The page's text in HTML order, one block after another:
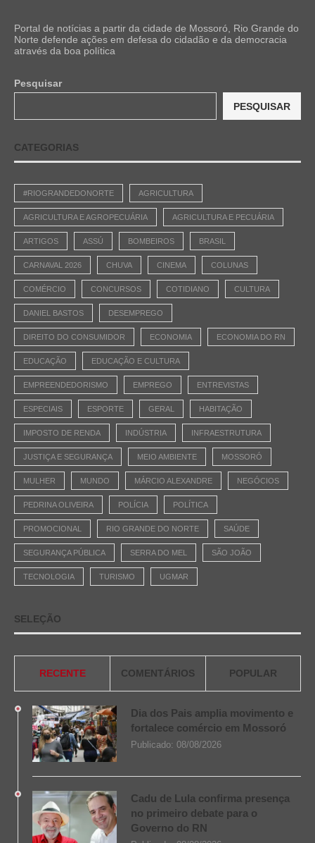
Portal de notícias a partir da cidade de Mossoró, Rio Grande do
Norte defende ações em defesa do cidadão e da democracia
através da boa política
Pesquisar
PESQUISAR
CATEGORIAS
#RIOGRANDEDONORTE AGRICULTURA
AGRICULTURA E AGROPECUÁRIA AGRICULTURA E PECUÁRIA
ARTIGOS ASSÚ BOMBEIROS BRASIL
CARNAVAL 2026 CHUVA CINEMA COLUNAS
COMÉRCIO CONCURSOS COTIDIANO CULTURA
DANIEL BASTOS DESEMPREGO
DIREITO DO CONSUMIDOR ECONOMIA ECONOMIA DO RN
EDUCAÇÃO EDUCAÇÃO E CULTURA
EMPREENDEDORISMO EMPREGO ENTREVISTAS
ESPECIAIS ESPORTE GERAL HABITAÇÃO
IMPOSTO DE RENDA INDÚSTRIA INFRAESTRUTURA
JUSTIÇA E SEGURANÇA MEIO AMBIENTE MOSSORÓ
MULHER MUNDO MÁRCIO ALEXANDRE NEGÓCIOS
PEDRINA OLIVEIRA POLÍCIA POLÍTICA
PROMOCIONAL RIO GRANDE DO NORTE SAÚDE
SEGURANÇA PÚBLICA SERRA DO MEL SÃO JOÃO
TECNOLOGIA TURISMO UGMAR
SELEÇÃO
RECENTE COMENTÁRIOS POPULAR
Dia dos Pais amplia movimento e
fortalece comércio em Mossoró
Publicado: 08/08/2026
Cadu de Lula confirma presença
no primeiro debate para o
Governo do RN